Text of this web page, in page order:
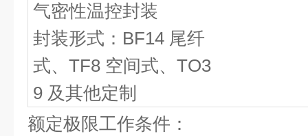
气密性温控封装
封装形式： BF14 尾纤
式、 TF8 空间式、 TO3
9 及其他定制
额定极限工作条件：